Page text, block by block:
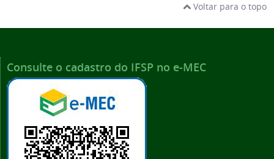
Voltar para o topo
Consulte o cadastro do IFSP no e-MEC